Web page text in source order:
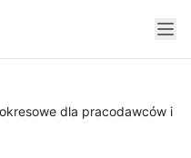
dla pracodawców i